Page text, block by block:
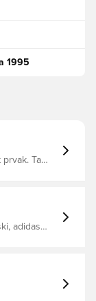
1995
prvak. Ta
eno od
Ta
adidas